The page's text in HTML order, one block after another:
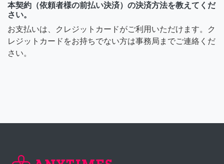
本契約（依頼者様の前払い決済）の決済方法を教えてくだ
さい。
お支払いは、クレジットカードがご利用いただけます。ク
レジットカードをお持ちでない方は事務局までご連絡くだ
さい。